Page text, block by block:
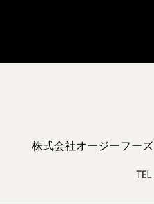
株式会社オージーフーズ